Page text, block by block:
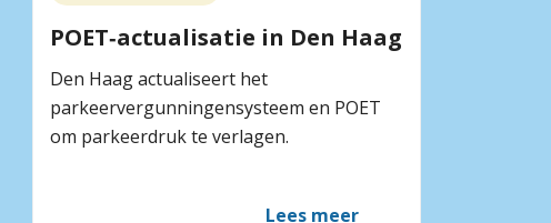
POET‑actualisatie in Den Haag
Den Haag actualiseert het
parkeervergunningensysteem en POET
om parkeerdruk te verlagen.
Lees meer